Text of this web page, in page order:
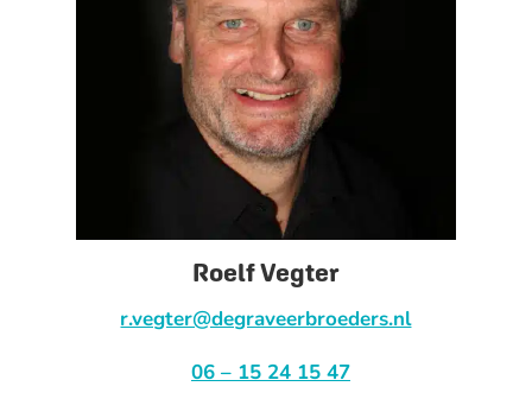
Roelf Vegter
r.vegter@degraveerbroeders.nl
06 – 15 24 15 47